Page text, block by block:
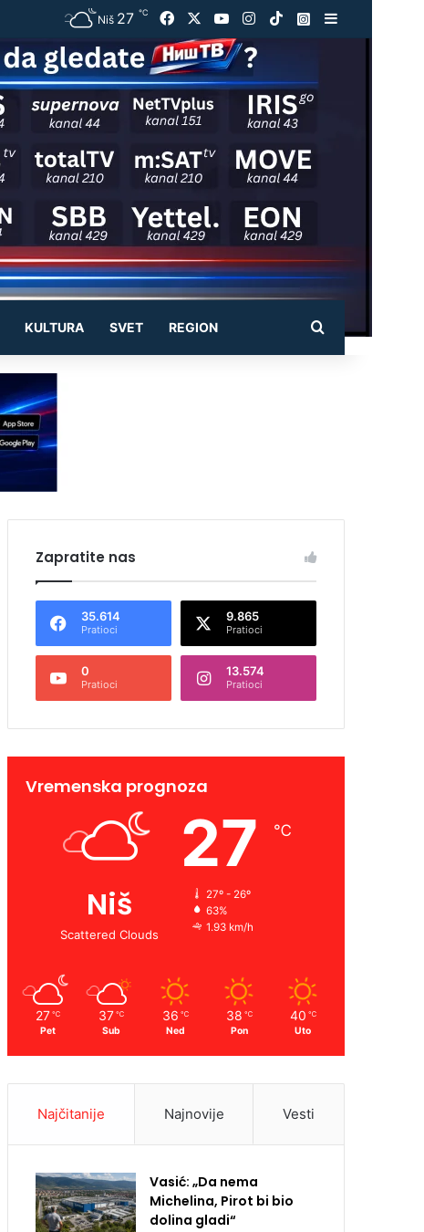
Niš 27 ℃ Facebook YouTubeInstagram
TikTokInstagram
KULTURA SVET REGION Pretraži
Zapratite nas
35.614
Pratioci
9.865
Pratioci
0
Pratioci
13.574
Pratioci
Vremenska prognoza
Niš
Scattered Clouds
27 ℃
27º - 26º
63%
1.93 km/h
27 ℃
Pet
37 ℃
Sub
36 ℃
Ned
38 ℃
Pon
40 ℃
Uto
Najčitanije Najnovije Vesti
Vasić: „Da nema
Michelina, Pirot bi bio
dolina gladi“